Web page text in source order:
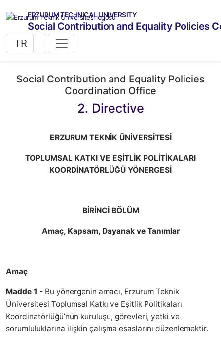
ERZURUM TECHNICAL UNIVERSITY
Social Contribution and Equality Policies
TR
Social Contribution and Equality Policies
Coordination Office
2. Directive
ERZURUM TEKNİK ÜNİVERSİTESİ
TOPLUMSAL KATKI VE EŞİTLİK POLİTİKALARI
KOORDİNATÖRLÜĞÜ YÖNERGESİ
BİRİNCİ BÖLÜM
Amaç, Kapsam, Dayanak ve Tanımlar
Amaç
Madde 1 - Bu yönergenin amacı, Erzurum Teknik
Üniversitesi Toplumsal Katkı ve Eşitlik Politikaları
Koordinatörlüğü’nün kuruluşu, görevleri, yetki ve
sorumluluklarına ilişkin çalışma esaslarını düzenlemektir.